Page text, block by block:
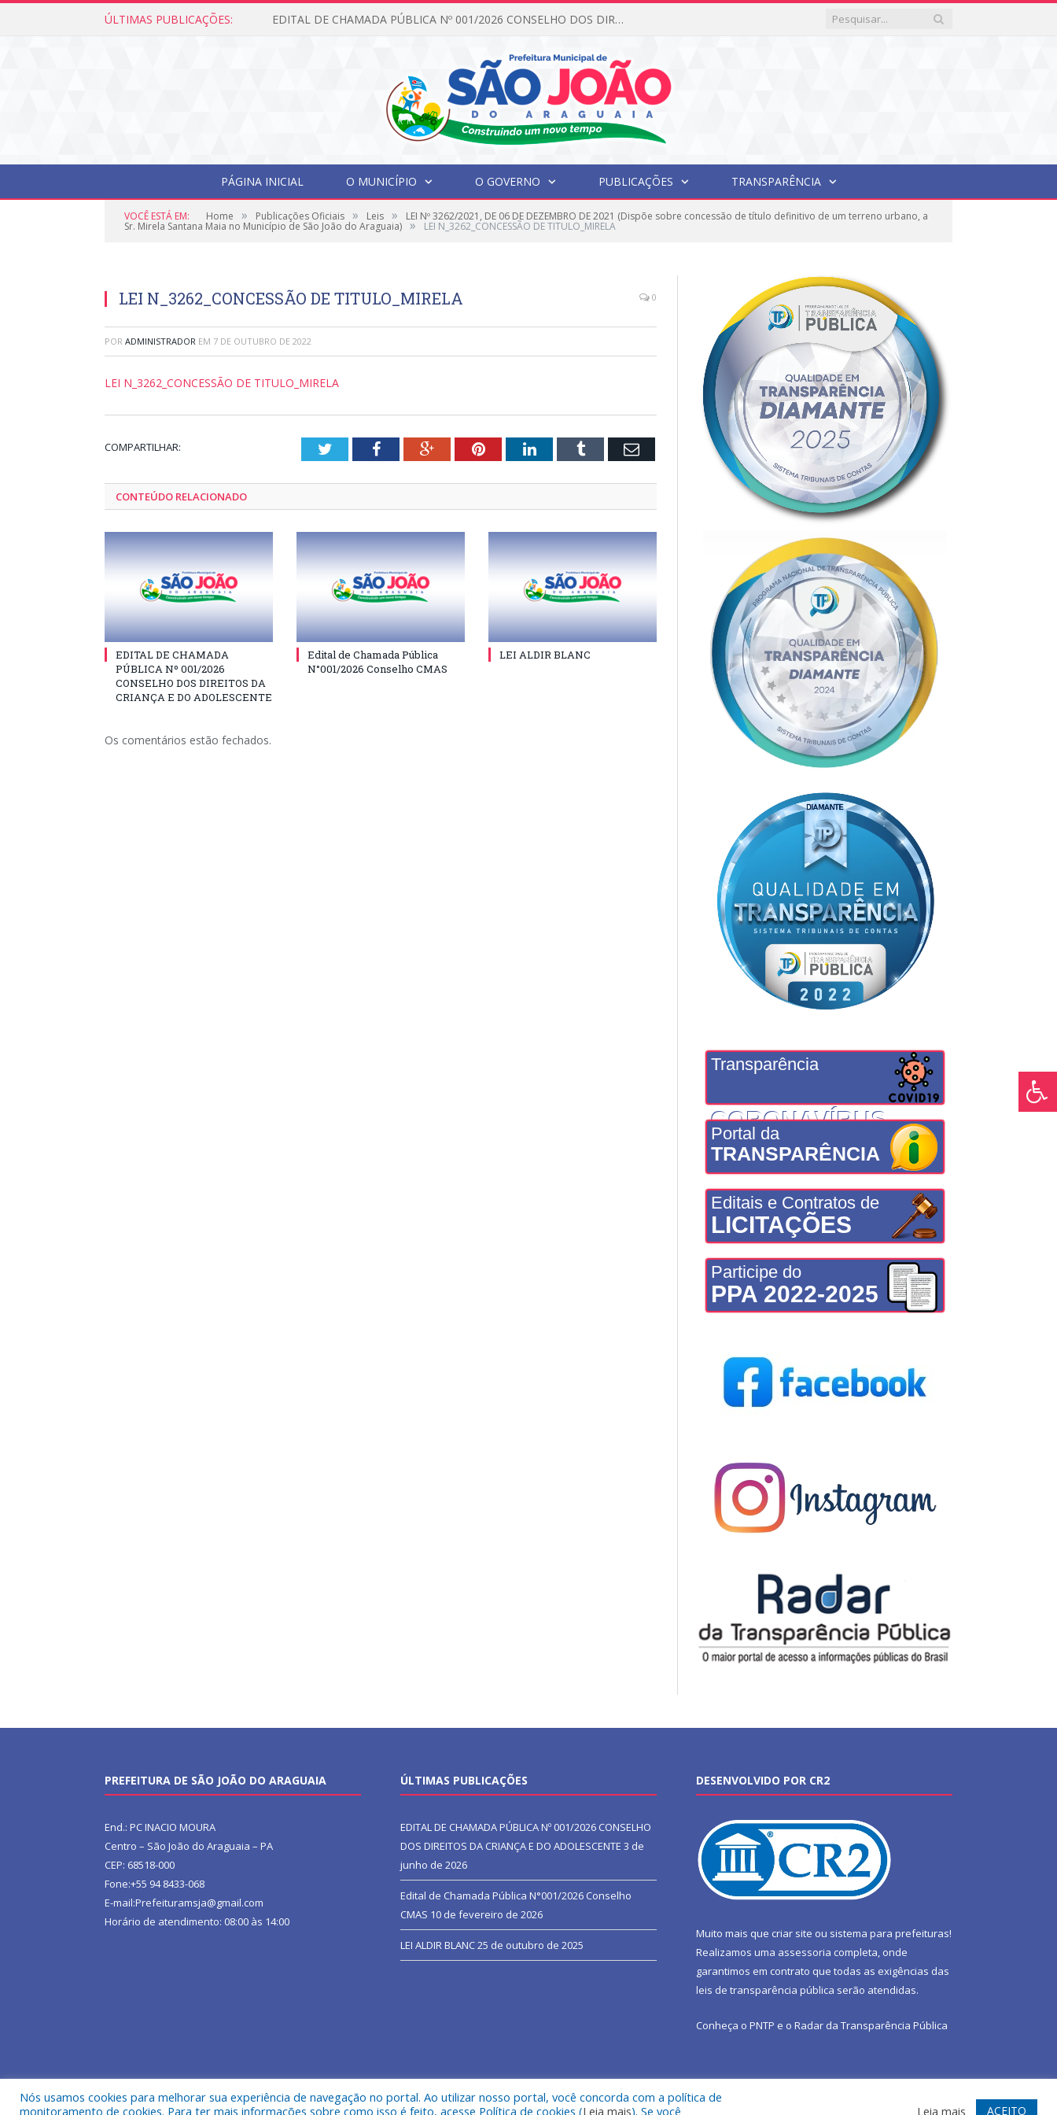
ÚLTIMAS PUBLICAÇÕES: EDITAL DE CHAMADA PÚBLICA Nº 001/2026 CONSELHO DOS DIREITOS DA CRIANÇA E DO ADOLESCENTE
PÁGINA INICIAL O MUNICÍPIO O GOVERNO PUBLICAÇÕES TRANSPARÊNCIA
VOCÊ ESTÁ EM: Home » Publicações Oficiais » Leis » LEI Nº 3262/2021, DE 06 DE DEZEMBRO DE 2021 (Dispõe sobre concessão de título definitivo de um terreno urbano, a
Sr. Mirela Santana Maia no Município de São João do Araguaia) » LEI N_3262_CONCESSÃO DE TITULO_MIRELA
LEI N_3262_CONCESSÃO DE TITULO_MIRELA 0
POR ADMINISTRADOR EM 7 DE OUTUBRO DE 2022
LEI N_3262_CONCESSÃO DE TITULO_MIRELA
COMPARTILHAR: TwitterFacebookGoogle+PinterestLinkedInTumblr Email
CONTEÚDO RELACIONADO
EDITAL DE CHAMADA
PÚBLICA Nº 001/2026
CONSELHO DOS DIREITOS DA
CRIANÇA E DO ADOLESCENTE
Edital de Chamada Pública
N°001/2026 Conselho CMAS
LEI ALDIR BLANC
Os comentários estão fechados.
Transparência
CORONAVÍRUS
Portal da
TRANSPARÊNCIA
Editais e Contratos de
LICITAÇÕES
Participe do
PPA 2022-2025
PREFEITURA DE SÃO JOÃO DO ARAGUAIA
End.: PC INACIO MOURA
Centro – São João do Araguaia – PA
CEP: 68518-000
Fone:+55 94 8433-068
E-mail:Prefeituramsja@gmail.com
Horário de atendimento: 08:00 às 14:00
ÚLTIMAS PUBLICAÇÕES
EDITAL DE CHAMADA PÚBLICA Nº 001/2026 CONSELHO
DOS DIREITOS DA CRIANÇA E DO ADOLESCENTE 3 de
junho de 2026
Edital de Chamada Pública N°001/2026 Conselho
CMAS 10 de fevereiro de 2026
LEI ALDIR BLANC25 de outubro de 2025
DESENVOLVIDO POR CR2
Muito mais que criar site ou sistema para prefeituras!
Realizamos uma assessoria completa, onde
garantimos em contrato que todas as exigências das
leis de transparência pública serão atendidas.
Conheça o PNTP e o Radar da Transparência Pública
Todos os direitos reservados a Prefeitura Municipal de São João do Araguaia. Mapa do Site Acessar Webmail
Nós usamos cookies para melhorar sua experiência de navegação no portal. Ao utilizar nosso portal, você concorda com a política de
monitoramento de cookies. Para ter mais informações sobre como isso é feito, acesse Política de cookies (Leia mais). Se você Leia mais ACEITO